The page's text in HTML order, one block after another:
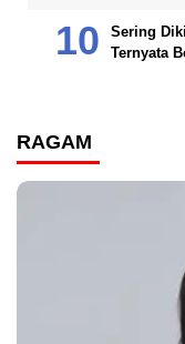
Sering
Ternyata
RAGAM